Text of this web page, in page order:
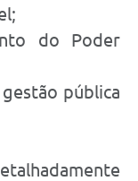
do Poder
pública